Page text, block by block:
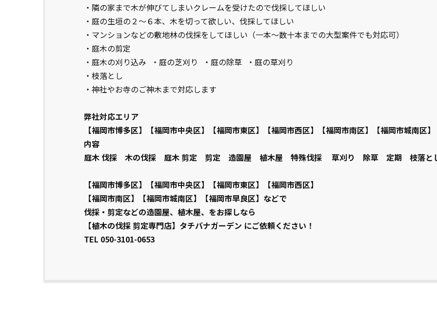
・隣の家まで木が伸びてしまいクレームを受けたので伐採してほしい
・庭の生垣の２〜６本、木を切って欲しい、伐採してほしい
・マンションなどの敷地林の伐採をしてほしい（一本〜数十本までの大型案件でも対応可）
・庭木の剪定
・庭木の刈り込み ・庭の芝刈り ・庭の除草 ・庭の草刈り
・枝落とし
・神社やお寺のご神木まで対応します
弊社対応エリア
【福岡市博多区】【福岡市中央区】【福岡市東区】【福岡市西区】【福岡市南区】【福岡市城南区
内容
庭木 伐採 木の伐採 庭木 剪定 剪定 造園屋 植木屋 特殊伐採 草刈り 除草 定期 枝落
【福岡市博多区】【福岡市中央区】【福岡市東区】【福岡市西区】
【福岡市南区】【福岡市城南区】【福岡市早良区】などで
伐採・剪定などの造園屋、植木屋、をお探しなら
【植木の伐採 剪定専門店】タチバナガーデン にご依頼ください！
TEL 050-3101-0653